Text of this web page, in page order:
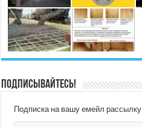
Подписывайтесь!
Подписка на вашу емейл рассылку